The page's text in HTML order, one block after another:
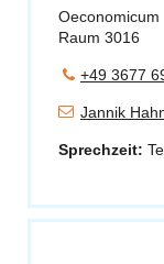
Oeconomicum
Raum 3016
+49 3677
Jannik
Sprechzeit: